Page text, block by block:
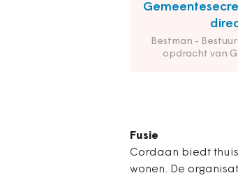
Bestman -
opdracht van
Fusie
Cordaan biedt
wonen. De